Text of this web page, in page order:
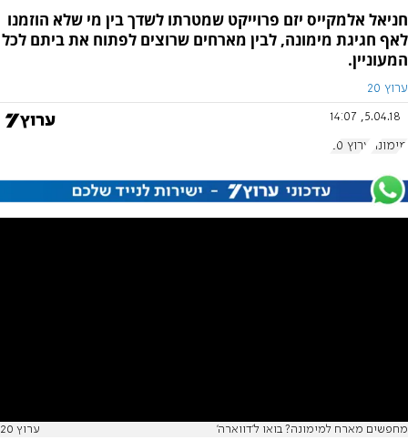
חניאל אלמקייס יזם פרוייקט שמטרתו לשדך בין מי שלא הוזמנו
לאף חגיגת מימונה, לבין מארחים שרוצים לפתוח את ביתם לכל
המעוניין.
ערוץ 20
5.04.18, 14:07
מימונה ערוץ 20
מחפשים מארח למימונה? בואו ל'דווארה' ערוץ 20